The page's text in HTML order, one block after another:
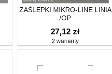
ZAŚLEPKI MIKRO-LINE LINIA
/OP
27,12 zł
2 warianty